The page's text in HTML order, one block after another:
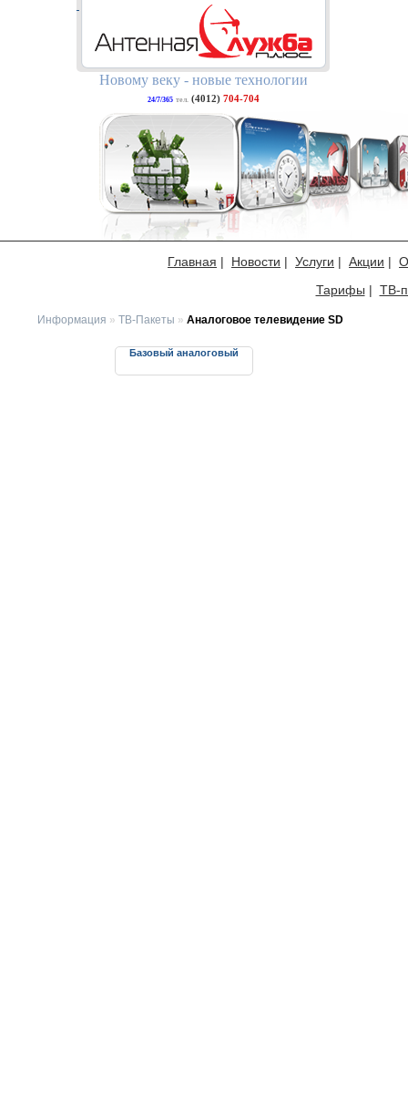
Новому веку - новые технологии
24/7/365 тел. (4012)704-704
Главная | Новости | Услуги | Акции |
Тарифы | ТВ-
Информация » ТВ-Пакеты » Аналоговое телевидение SD
Базовый аналоговый